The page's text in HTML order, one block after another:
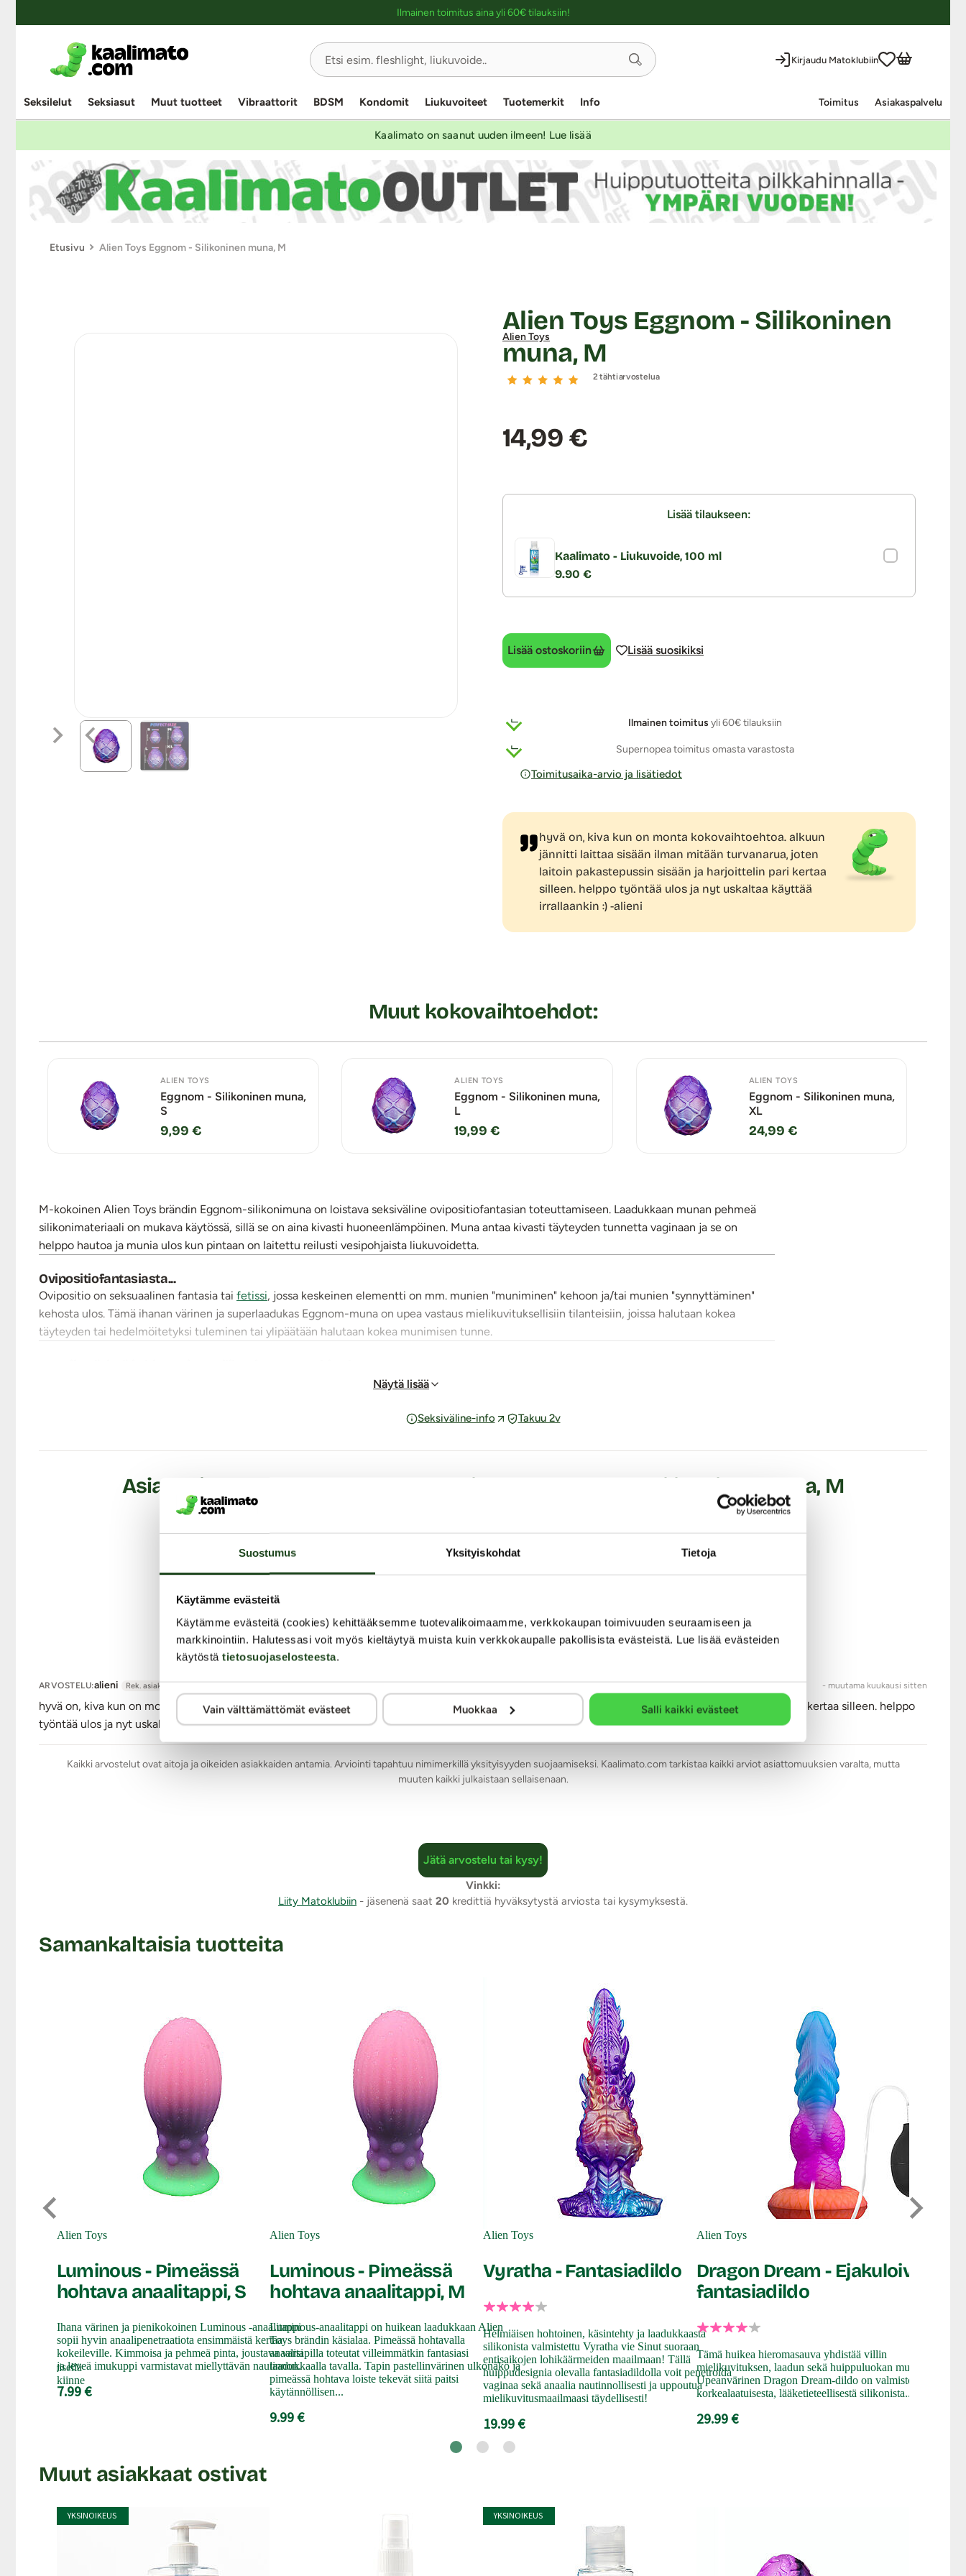
Suostumus Yksityiskohdat Tietoja
Käytämme evästeitä
Käytämme evästeitä (cookies) kehittääksemme tuotevalikoimaamme, verkkokaupan toimivuuden seuraamiseen ja
markkinointiin. Halutessasi voit myös kieltäytyä muista kuin verkkokaupalle pakollisista evästeistä. Lue lisää evästeiden
käytöstä tietosuojaselosteesta.
Vain välttämättömät evästeet Muokkaa Salli kaikki evästeet
Ilmainen toimitus aina yli 60€ tilauksiin!
Kirjaudu Matoklubiin
Seksilelut Seksiasut Muut tuotteet Vibraattorit BDSM Kondomit Liukuvoiteet Tuotemerkit Info Toimitus Asiakaspalvelu
Kaalimato on saanut uuden ilmeen! Lue lisää
Etusivu Alien Toys Eggnom - Silikoninen muna, M
Alien Toys
Alien Toys Eggnom - Silikoninen
muna, M
2 tähtiarvostelua
Hinta:
14,99 €
Lisää tilaukseen:
Kaalimato - Liukuvoide, 100 ml
9.90 €
Lisää ostoskoriin Lisää suosikiksi
Ilmainen toimitus yli 60€ tilauksiin
Supernopea toimitus omasta varastosta
Toimitusaika-arvio ja lisätiedot
hyvä on, kiva kun on monta kokovaihtoehtoa. alkuun
jännitti laittaa sisään ilman mitään turvanarua, joten
laitoin pakastepussin sisään ja harjoittelin pari kertaa
silleen. helppo työntää ulos ja nyt uskaltaa käyttää
irrallaankin :) -alieni
Muut kokovaihtoehdot:
ALIEN TOYS
Eggnom - Silikoninen muna,
S
9,99 €
ALIEN TOYS
Eggnom - Silikoninen muna,
L
19,99 €
ALIEN TOYS
Eggnom - Silikoninen muna,
XL
24,99 €
M-kokoinen Alien Toys brändin Eggnom-silikonimuna on loistava seksiväline ovipositiofantasian toteuttamiseen. Laadukkaan munan pehmeä
silikonimateriaali on mukava käytössä, sillä se on aina kivasti huoneenlämpöinen. Muna antaa kivasti täyteyden tunnetta vaginaan ja se on
helppo hautoa ja munia ulos kun pintaan on laitettu reilusti vesipohjaista liukuvoidetta.
Ovipositiofantasiasta...
Ovipositio on seksuaalinen fantasia tai fetissi, jossa keskeinen elementti on mm. munien "muniminen" kehoon ja/tai munien "synnyttäminen"
kehosta ulos. Tämä ihanan värinen ja superlaadukas Eggnom-muna on upea vastaus mielikuvituksellisiin tilanteisiin, joissa halutaan kokea
täyteyden tai hedelmöitetyksi tuleminen tai ylipäätään halutaan kokea munimisen tunne.
Huippulaadukas Eggnom-silikonimuna on pehmeä, kimmoisa ja lihaisan tuntuinen ja antaa ihanan täyteyden tunteen vaginaan. Munan pinta on
, jokaisen munan väri saattaa poiketa kuvituskuvista. Munassa päävärinä on lila mutta siinä on myös kultaa, purppuraa, keltaista sekä
kun ketju ei ole kiinnitettynä munaan. Äänetön, hajuton sekä vesitiivis tuote.
Ominaisuudet:
Kestävä silikoni - pehmeä, kimmoisa ja pitkäikäinen
Käytä tuotteen kanssa tarvittaessa vesipohjaisia liukuvoiteita. Pese muna miedolla saippuavedellä ja desinfioi tarvittaessa erotiikkavälineille
tarkoitetulla puhdistusaineella. Taputtele pinta kuivaksi nukkaamattomalla liinalla.
Korkeus: 8,2 cm
Paino: 190 g
Lähetyspaketin koko: 20 x 11 x 9 cm
Näytä lisää
Seksiväline-info Takuu 2v
Asiakkaiden arvostelut tuotteelle Alien Toys Eggnom - Silikoninen muna, M
4.5
2 tähtiarvostelua
(Anna oma arvio - klikkaa tähteä!)
ARVOSTELU:alieni Rek. asiakas - muutama kuukausi sitten
hyvä on, kiva kun on monta kokovaihtoehtoa. alkuun jännitti laittaa sisään ilman mitään turvanarua, joten laitoin pakastepussin sisään ja harjoittelin pari kertaa silleen. helppo
työntää ulos ja nyt uskaltaa käyttää irrallaankin :)
Kaikki arvostelut ovat aitoja ja oikeiden asiakkaiden antamia. Arviointi tapahtuu nimimerkillä yksityisyyden suojaamiseksi. Kaalimato.com tarkistaa kaikki arviot asiattomuuksien varalta, mutta
muuten kaikki julkaistaan sellaisenaan.
Jätä arvostelu tai kysy!
Vinkki:
Liity Matoklubiin - jäsenenä saat 20 kredittiä hyväksytystä arviosta tai kysymyksestä.
Samankaltaisia tuotteita
monivärisellä
hetkiinne
Alien Toys
Luminous - Pimeässä
hohtava anaalitappi, S
Ihana värinen ja pienikokoinen Luminous -anaalitappi
sopii hyvin anaalipenetraatiota ensimmäistä kertaa
kokeileville. Kimmoisa ja pehmeä pinta, joustava varsi
ja leveä imukuppi varmistavat miellyttävän nautinnon.
7.99 €
Alien Toys
Luminous - Pimeässä
hohtava anaalitappi, M
Luminous-anaalitappi on huikean laadukkaan Alien
Toys brändin käsialaa. Pimeässä hohtavalla
anaalitapilla toteutat villeimmätkin fantasiasi
laadukkaalla tavalla. Tapin pastellinvärinen ulkonäkö ja
pimeässä hohtava loiste tekevät siitä paitsi
käytännöllisen...
9.99 €
Alien Toys
Vyratha - Fantasiadildo
Helmiäisen hohtoinen, käsintehty ja laadukkaasta
silikonista valmistettu Vyratha vie Sinut suoraan
entisaikojen lohikäärmeiden maailmaan! Tällä
huippudesignia olevalla fantasiadildolla voit penetroida
vaginaa sekä anaalia nautinnollisesti ja uppoutua
mielikuvitusmaailmaasi täydellisesti!
19.99 €
Alien Toys
Dragon Dream - Ejakuloiva
fantasiadildo
Tämä huikea hieromasauva yhdistää villin
mielikuvituksen, laadun sekä huippuluokan muotoilun.
Upeanvärinen Dragon Dream-dildo on valmistettu
korkealaatuisesta, lääketieteellisestä silikonista...
29.99 €
Alien Toys
Muut asiakkaat ostivat
YKSINOIKEUS YKSINOIKEUS